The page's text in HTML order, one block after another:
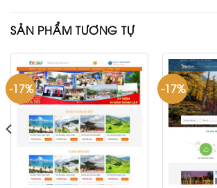
SẢN PHẨM TƯƠNG TỰ
-17% -17%